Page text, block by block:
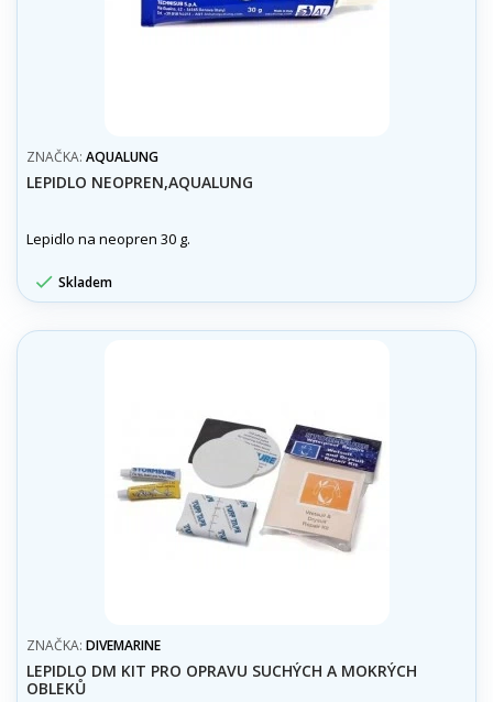
ZNAČKA: AQUALUNG
LEPIDLO NEOPREN,AQUALUNG
Lepidlo na neopren 30 g.
 Skladem
ZNAČKA: DIVEMARINE
LEPIDLO DM KIT PRO OPRAVU SUCHÝCH A MOKRÝCH
OBLEKŮ